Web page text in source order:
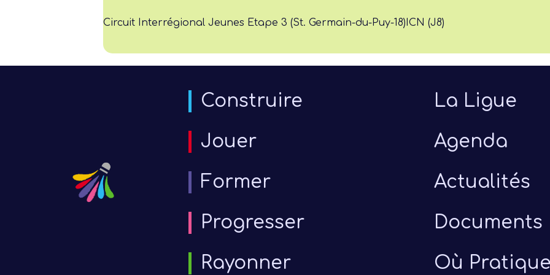
6 juillet 2026
Circuit Interrégional Jeunes Etape 3 (St. Germain-du-Puy-18)ICN (J8)
Construire
Jouer
Former
Progresser
Rayonner
La Ligue
Agenda
Actualités
Documents
Où